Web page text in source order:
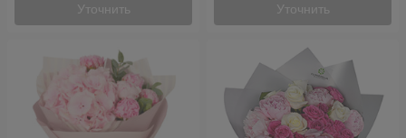
Уточнить Уточнить